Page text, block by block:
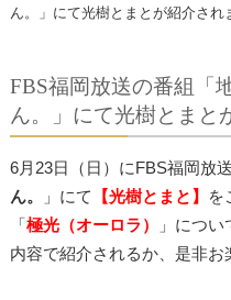
ん。」にて光樹とまとが紹介され
FBS福岡放送の番組「
ん。」にて光樹とまと
6月23日（日）にFBS福岡放
ん。
」にて 【光樹とまと】
を
「 極光（オーロラ）
」につ
内容で紹介されるか、是非お